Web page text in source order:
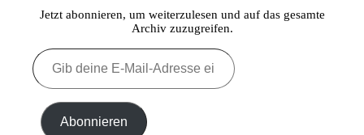
Jetzt abonnieren, um weiterzulesen und auf das gesamte
Archiv zuzugreifen.
Gib
deine
E-
Adresse
ein ... Abonnieren